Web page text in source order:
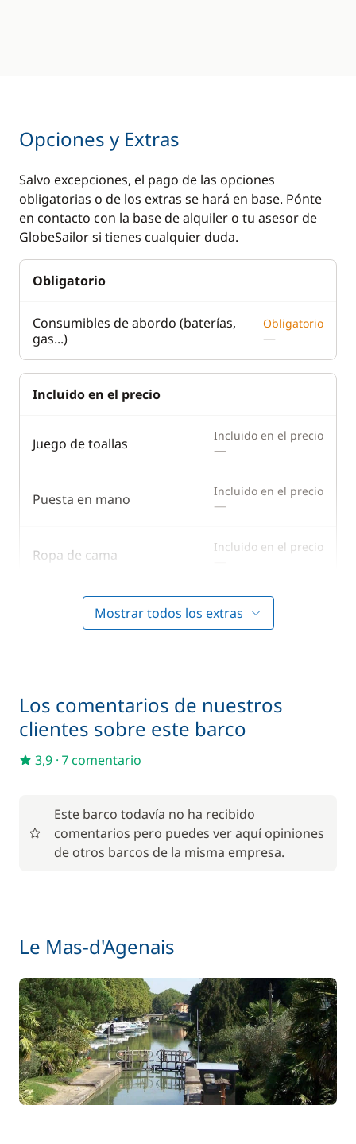
Opciones y Extras
Salvo excepciones, el pago de las opciones
obligatorias o de los extras se hará en base. Pónte
en contacto con la base de alquiler o tu asesor de
GlobeSailor si tienes cualquier duda.
Obligatorio
Consumibles de abordo (baterías,
gas...)
Obligatorio
—
Incluido en el precio
Juego de toallas Incluido en el precio
—
Puesta en mano Incluido en el precio
—
Ropa de cama Incluido en el precio
Tarifas de esclusas Incluido en el precio
—
Alquiler Bicicleta - Adulto 59,50 €
Animales de compañía 85,00 €
/ artículo
Paddle 77,00 €
/ semana
Parking Coches 70,00 €
/ semana
Silla de bebé 17,50 €
/ semana
Mostrar todos los extras
Los comentarios de nuestros
clientes sobre este barco
3,9 · 7 comentario
Este barco todavía no ha recibido
comentarios pero puedes ver aquí opiniones
de otros barcos de la misma empresa.
Le Mas-d'Agenais